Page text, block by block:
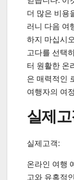
더 많은 비용
러니 다음 여
하지 마십시
고다를 선택
터 원활한 온
은 매력적인
여행자의 여
실제
실제고객:
온라인 여행
고와 유혹적